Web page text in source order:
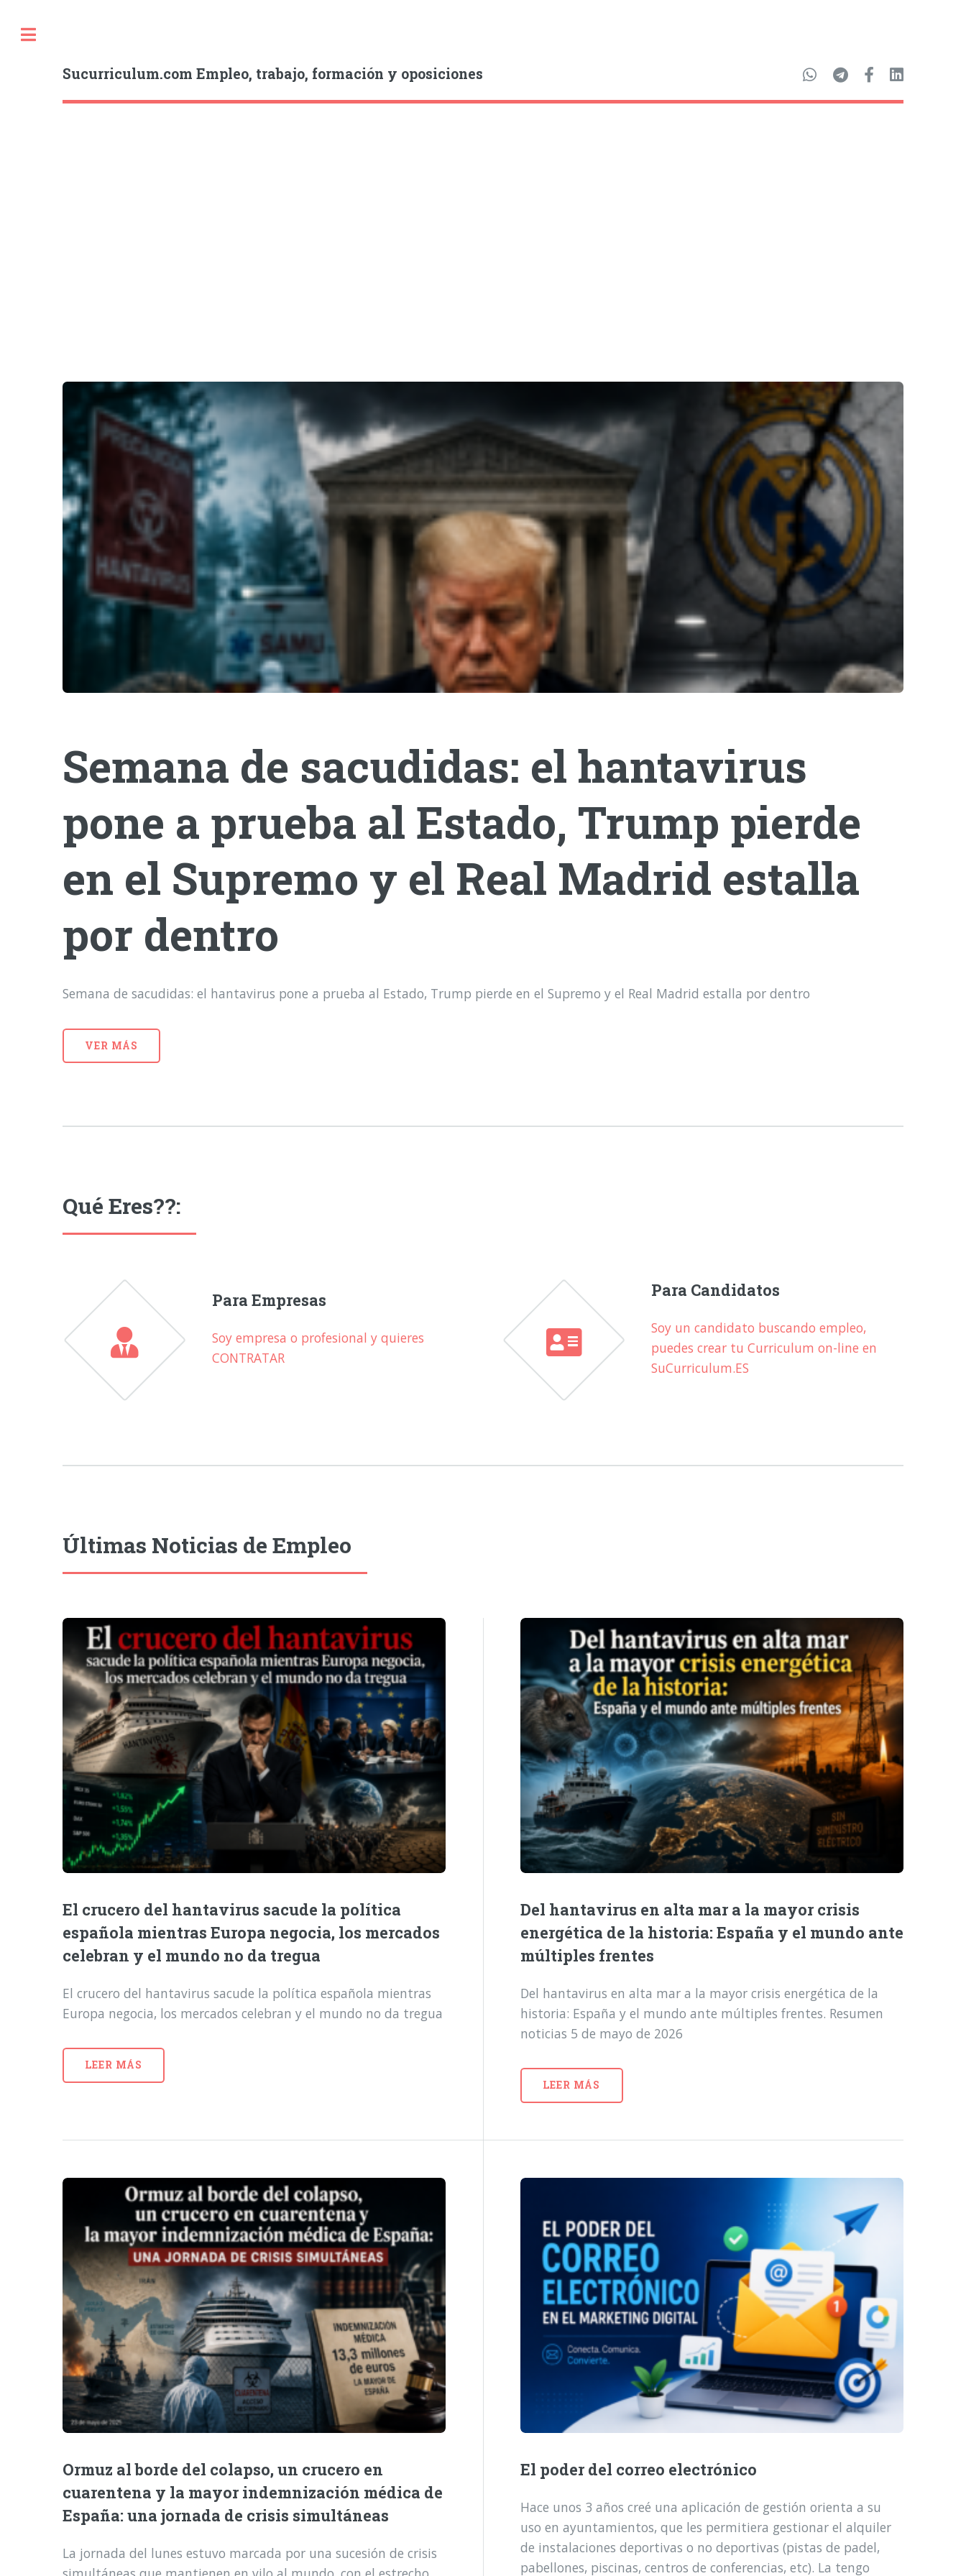
Sucurriculum.com Empleo, trabajo, formación y oposiciones
Semana de sacudidas: el hantavirus
pone a prueba al Estado, Trump pierde
en el Supremo y el Real Madrid estalla
por dentro
Semana de sacudidas: el hantavirus pone a prueba al Estado, Trump pierde en el Supremo y el Real Madrid estalla por dentro
VER MÁS
Qué Eres??:
Para Empresas
Soy empresa o profesional y quieres
CONTRATAR
Para Candidatos
Soy un candidato buscando empleo,
puedes crear tu Curriculum on-line en
SuCurriculum.ES
Últimas Noticias de Empleo
El crucero del hantavirus sacude la política
española mientras Europa negocia, los mercados
celebran y el mundo no da tregua
El crucero del hantavirus sacude la política española mientras
Europa negocia, los mercados celebran y el mundo no da tregua
LEER MÁS
Del hantavirus en alta mar a la mayor crisis
energética de la historia: España y el mundo ante
múltiples frentes
Del hantavirus en alta mar a la mayor crisis energética de la
historia: España y el mundo ante múltiples frentes. Resumen
noticias 5 de mayo de 2026
LEER MÁS
Ormuz al borde del colapso, un crucero en
cuarentena y la mayor indemnización médica de
España: una jornada de crisis simultáneas
La jornada del lunes estuvo marcada por una sucesión de crisis
El poder del correo electrónico
Hace unos 3 años creé una aplicación de gestión orienta a su
uso en ayuntamientos, que les permitiera gestionar el alquiler
de instalaciones deportivas o no deportivas (pistas de padel,
pabellones, piscinas, centros de conferencias, etc). La tengo